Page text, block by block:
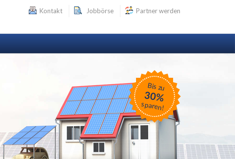
Kontakt Jobbörse Partner werden
Bis zu
30%
sparen!